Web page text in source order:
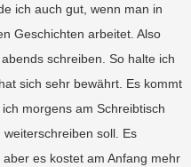
ich auch gut, wenn man in
Geschichten arbeitet. Also
schreiben. So halte ich
sich sehr bewährt. Es kommt
morgens am Schreibtisch
soll. Es
es kostet am Anfang mehr